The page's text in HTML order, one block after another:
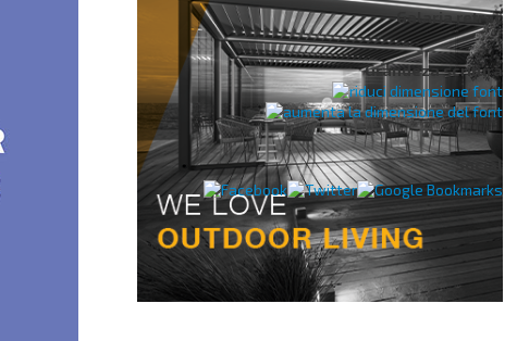
Galaria retrac
Grandeza scritura
Social